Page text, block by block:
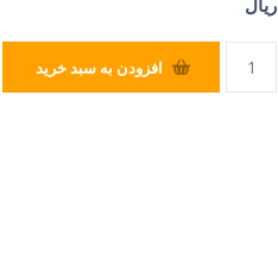
ریال
افزودن به سبد خرید